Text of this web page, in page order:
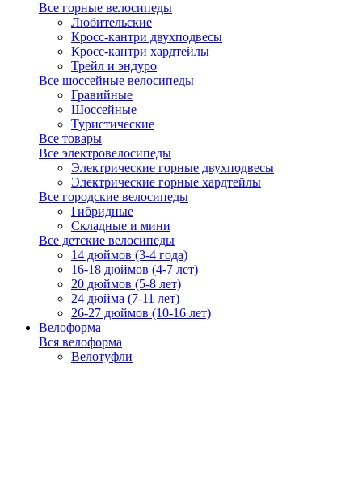
Все горные велосипеды
Любительские
Кросс-кантри двухподвесы
Кросс-кантри хардтейлы
Трейл и эндуро
Все шоссейные велосипеды
Гравийные
Шоссейные
Туристические
Все товары
Все электровелосипеды
Электрические горные двухподвесы
Электрические горные хардтейлы
Все городские велосипеды
Гибридные
Складные и мини
Все детские велосипеды
14 дюймов (3-4 года)
16-18 дюймов (4-7 лет)
20 дюймов (5-8 лет)
24 дюйма (7-11 лет)
26-27 дюймов (10-16 лет)
Велоформа
Вся велоформа
Велотуфли